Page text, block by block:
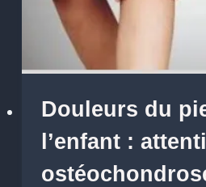
Douleurs du
l’enfant :